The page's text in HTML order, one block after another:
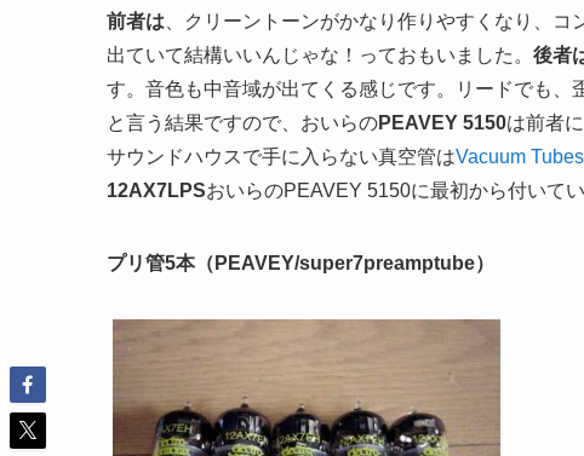
前者は 、クリーントーンがかなり作りやすくなり、
出ていて結構いいんじゃな！っておもいました。 後者
す。音色も中音域が出てくる感じです。リードでも、
と言う結果ですので、おいらのPEAVEY 5150は前者
サウンドハウスで手に入らない真空管はVacuum
12AX7LPSおいらのPEAVEY 5150に最初から付いて
プリ管5本（PEAVEY/super7preamptube）